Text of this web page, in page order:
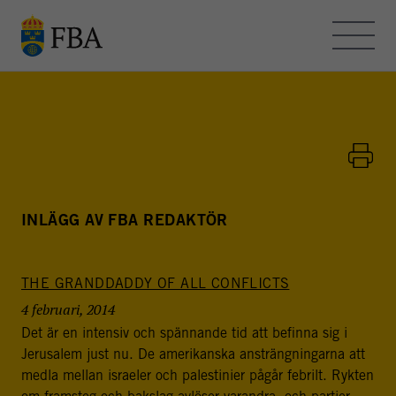
HEMSIDAN
FBA - BLOGGEN
FBA arbetar med internationella fredsinsatser och
utvecklingssamarbete. Myndigheten bedriver
utbildning, forskning och metodutveckling för att stödja
freds- och statsbyggande i konflikt- och
INLÄGG AV FBA REDAKTÖR
THE GRANDDADDY OF ALL CONFLICTS
4 februari, 2014
Det är en intensiv och spännande tid att befinna sig i
Jerusalem just nu. De amerikanska ansträngningarna att
medla mellan israeler och palestinier pågår febrilt. Rykten